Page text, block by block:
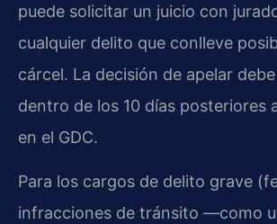
puede solicitar un juicio con
cualquier delito que conlleve
cárcel. La decisión de apelar
dentro de los 10 días posteriores
en el GDC.
Para los cargos de delito grave
infracciones de tránsito —como